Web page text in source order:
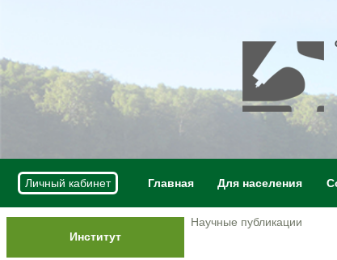
Личный кабинет Главная Для населения
Институт
Научные публикации